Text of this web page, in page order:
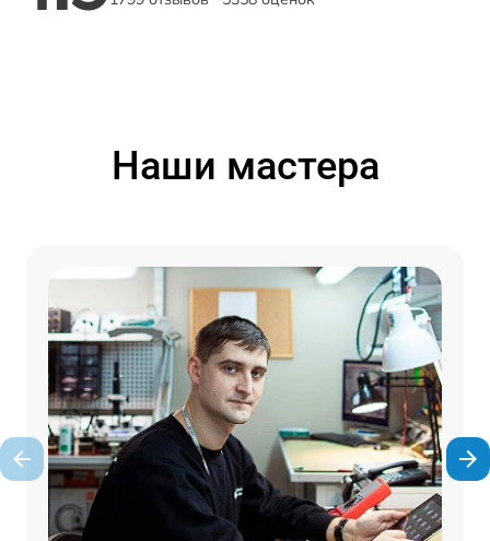
Наши мастера